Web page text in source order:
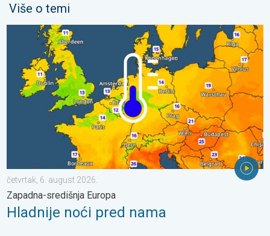
Više o temi
Hladnije noći pred nama. Zapadna-središnja Europa. . .
četvrtak, 6. august 2026.
Zapadna-središnja Europa
Hladnije noći pred nama